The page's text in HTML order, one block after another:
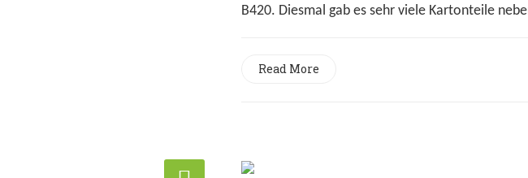
B420. Diesmal gab es sehr viele Kartonteile
Read More